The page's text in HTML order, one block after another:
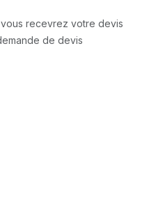
recevrez votre devis
de devis